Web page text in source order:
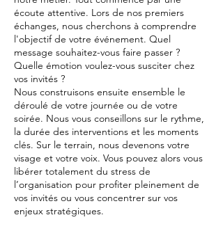
écoute attentive. Lors de nos premiers
échanges, nous cherchons à comprendre
l'objectif de votre événement. Quel
message souhaitez-vous faire passer ?
Quelle émotion voulez-vous susciter chez
vos invités ?
Nous construisons ensuite ensemble le
déroulé de votre journée ou de votre
soirée. Nous vous conseillons sur le rythme,
la durée des interventions et les moments
clés. Sur le terrain, nous devenons votre
visage et votre voix. Vous pouvez alors vous
libérer totalement du stress de
l’organisation pour profiter pleinement de
vos invités ou vous concentrer sur vos
enjeux stratégiques.